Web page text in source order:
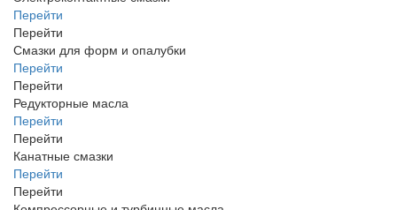
Перейти
Перейти
Смазки для форм и опалубки
Перейти
Перейти
Редукторные масла
Перейти
Перейти
Канатные смазки
Перейти
Перейти